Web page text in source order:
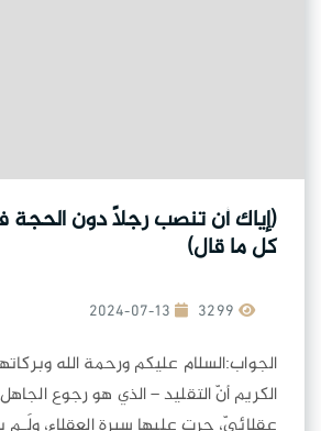
(إياك أن تنصب رجلاً دون
كل ما قال)
2024-07-13
الجواب:السلام عليكم ورحمة الله
الكريم أنّ التقليد – الذي هو رجوع